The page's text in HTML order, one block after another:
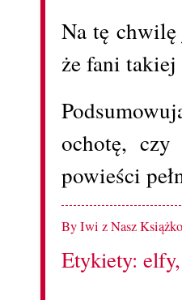
Na tę
że fani
ochotę,
powieści
ByIwi z Nasz
Etykiety: elfy,